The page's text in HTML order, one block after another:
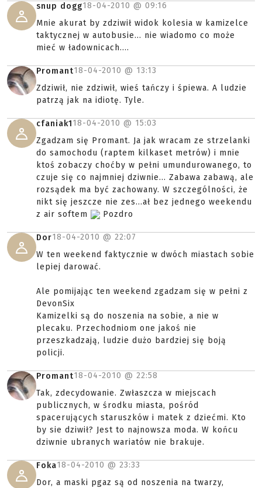
snup dogg18-04-2010 @ 09:16
Mnie akurat by zdziwił widok kolesia w kamizelce
taktycznej w autobusie... nie wiadomo co może
mieć w ładownicach....
Promant18-04-2010 @ 13:13
Zdziwił, nie zdziwił, wieś tańczy i śpiewa. A ludzie
patrzą jak na idiotę. Tyle.
cfaniak118-04-2010 @ 15:03
Zgadzam się Promant. Ja jak wracam ze strzelanki
do samochodu (raptem kilkaset metrów) i mnie
ktoś zobaczy choćby w pełni umundurowanego, to
czuje się co najmniej dziwnie... Zabawa zabawą, ale
rozsądek ma być zachowany. W szczególności, że
nikt się jeszcze nie zes...ał bez jednego weekendu
z air softem
Pozdro
Dor18-04-2010 @ 22:07
W ten weekend faktycznie w dwóch miastach sobie
lepiej darować.
Ale pomijając ten weekend zgadzam się w pełni z
DevonSix
Kamizelki są do noszenia na sobie, a nie w
plecaku. Przechodniom one jakoś nie
przeszkadzają, ludzie dużo bardziej się boją
policji.
Promant18-04-2010 @ 22:58
Tak, zdecydowanie. Zwłaszcza w miejscach
publicznych, w środku miasta, pośród
spacerujących staruszków i matek z dziećmi. Kto
by sie dziwił? Jest to najnowsza moda. W końcu
dziwnie ubranych wariatów nie brakuje.
Foka18-04-2010 @ 23:33
Dor, a maski pgaz są od noszenia na twarzy,